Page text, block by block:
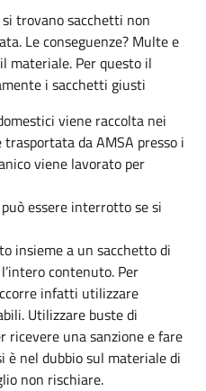
si trovano sacchetti non
Le conseguenze? Multe e
materiale. Per questo il
i sacchetti giusti
viene raccolta nei
da AMSA presso i
viene lavorato per
essere interrotto se si
insieme a un sacchetto di
contenuto. Per
infatti utilizzare
Utilizzare buste di
ricevere una sanzione e fare
è nel dubbio sul materiale di
non rischiare.